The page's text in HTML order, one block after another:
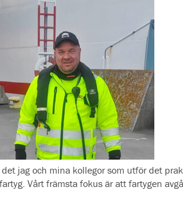
jag och mina kollegor som utför det
Vårt främsta fokus är att fartygen